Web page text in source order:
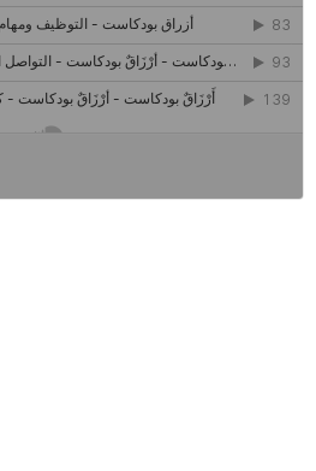
كل ما تريد معرفته عن مشروع "رواد
مركز جروان للثقافة والفنون |